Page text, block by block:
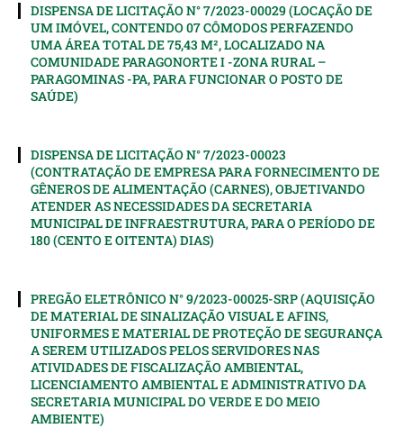
DISPENSA DE LICITAÇÃO N° 7/2023-00029 (LOCAÇÃO DE
UM IMÓVEL, CONTENDO 07 CÔMODOS PERFAZENDO
UMA ÁREA TOTAL DE 75,43 M², LOCALIZADO NA
COMUNIDADE PARAGONORTE I -ZONA RURAL –
PARAGOMINAS -PA, PARA FUNCIONAR O POSTO DE
SAÚDE)
DISPENSA DE LICITAÇÃO N° 7/2023-00023
(CONTRATAÇÃO DE EMPRESA PARA FORNECIMENTO DE
GÊNEROS DE ALIMENTAÇÃO (CARNES), OBJETIVANDO
ATENDER AS NECESSIDADES DA SECRETARIA
MUNICIPAL DE INFRAESTRUTURA, PARA O PERÍODO DE
180 (CENTO E OITENTA) DIAS)
PREGÃO ELETRÔNICO N° 9/2023-00025-SRP (AQUISIÇÃO
DE MATERIAL DE SINALIZAÇÃO VISUAL E AFINS,
UNIFORMES E MATERIAL DE PROTEÇÃO DE SEGURANÇA
A SEREM UTILIZADOS PELOS SERVIDORES NAS
ATIVIDADES DE FISCALIZAÇÃO AMBIENTAL,
LICENCIAMENTO AMBIENTAL E ADMINISTRATIVO DA
SECRETARIA MUNICIPAL DO VERDE E DO MEIO
AMBIENTE)